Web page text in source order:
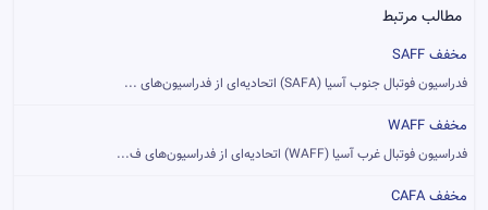
مطالب مرتبط
مخفف SAFF
فدراسیون فوتبال جنوب آسیا (SAFA) اتحادیه‌ای از فدراسیون‌های ...
مخفف WAFF
فدراسیون فوتبال غرب آسیا (WAFF) اتحادیه‌ای از فدراسیون‌های ف...
مخفف CAFA